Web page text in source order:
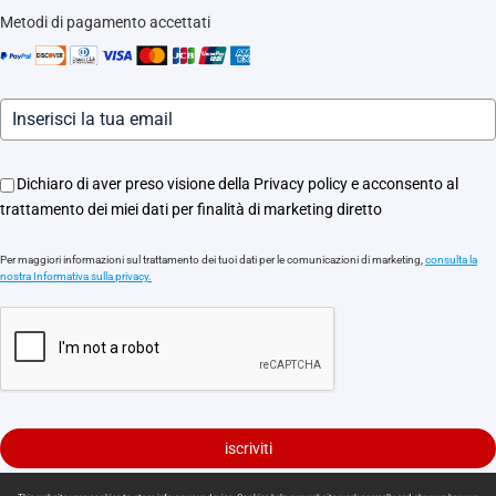
Informazioni legali
Assistenza Motori Apricancello
Eventi
Metodi di pagamento accettati
Dichiaro di aver preso visione della Privacy policy e acconsento al
trattamento dei miei dati per finalità di marketing diretto
Per maggiori informazioni sul trattamento dei tuoi dati per le comunicazioni di marketing,consulta la
nostra Informativa sulla privacy.
iscriviti